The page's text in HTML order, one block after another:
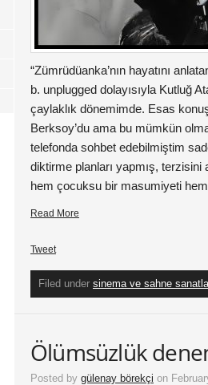
“Zümrüdüanka’nın hayatını
b. unplugged dolayısıyla Kutluğ
çaylaklık dönemimde. Esas
Berksoy’du ama bu mümkün
telefonda sohbet edebilmiştim
diktirme planları yapmış, terzisini
hem çocuksu bir masumiyeti
Read More
Tweet
Filed under sinema ve sahne
Ölümsüzlük
Posted by gülenay börekçi on